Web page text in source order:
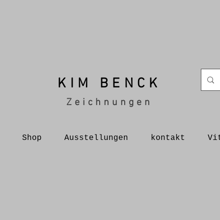
KIM BENCK
Zeichnungen
Shop Ausstellungen kontakt